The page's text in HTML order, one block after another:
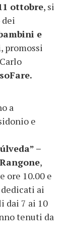
ottobre, si
dei
e
, promossi
a
e
–
,
ore 10.00 e
ai
dai 7 ai 10
tenuti da